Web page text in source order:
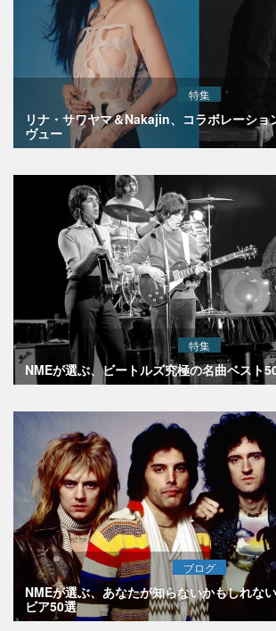
特集
リナ・サワヤマ＆Nakajin、コラボレーショ
ヴュー
特集
NMEが選ぶ、ビートルズ究極の名曲ベス
ブログ
NMEが選ぶ、あなたが知らないかもしれな
ビア50選